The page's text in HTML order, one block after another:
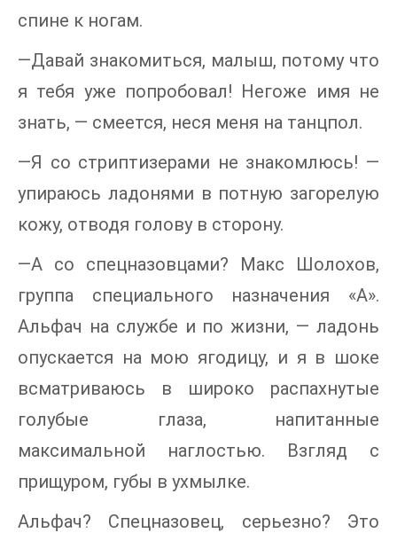
спине к ногам.
—Давай знакомиться, малыш, потому что
я тебя уже попробовал! Негоже имя не
знать, — смеется, неся меня на танцпол.
—Я со стриптизерами не знакомлюсь! —
упираюсь ладонями в потную загорелую
кожу, отводя голову в сторону.
—А со спецназовцами? Макс Шолохов,
группа специального назначения «А».
Альфач на службе и по жизни, — ладонь
опускается на мою ягодицу, и я в шоке
всматриваюсь в широко распахнутые
голубые глаза, напитанные
максимальной наглостью. Взгляд с
прищуром, губы в ухмылке.
Альфач? Спецназовец, серьезно? Это